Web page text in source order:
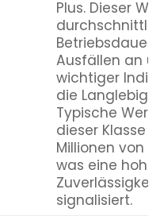
Plus. Dieser
Betriebsdauer
Ausfällen an
wichtiger
die
Typische
dieser Klasse
Millionen von
was eine hohe
Zuverlässigkeit
signalisiert.